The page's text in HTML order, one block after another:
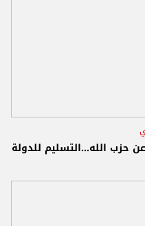
حزب الله...التسليم للدولة